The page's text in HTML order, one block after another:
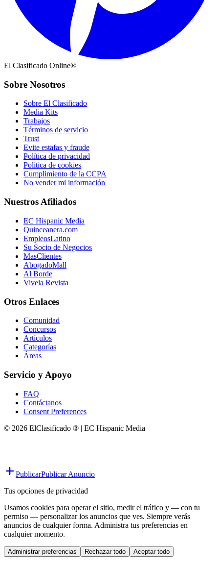
El Clasificado Online®
Sobre Nosotros
Sobre El Clasificado
Media Kits
Trabajos
Términos de servicio
Trust
Evite estafas y fraude
Política de privacidad
Política de cookies
Cumplimiento de la CCPA
No vender mi información
Nuestros Afiliados
EC Hispanic Media
Quinceanera.com
EmpleosLatino
Su Socio de Negocios
MasClientes
AbogadoMall
Al Borde
Vivela Revista
Otros Enlaces
Comunidad
Concursos
Artículos
Categorías
Áreas
Servicio y Apoyo
FAQ
Contáctanos
Consent Preferences
© 2026 ElClasificado ® | EC Hispanic Media
PublicarPublicar Anuncio
Tus opciones de privacidad
Usamos cookies para operar el sitio, medir el tráfico y — con tu
permiso — personalizar los anuncios que ves. Siempre verás
anuncios de cualquier forma. Administra tus preferencias en
cualquier momento.
Administrar preferencias Rechazar todo Aceptar todo